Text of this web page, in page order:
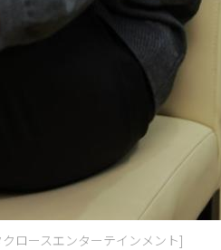
ロースエンターテインメント]